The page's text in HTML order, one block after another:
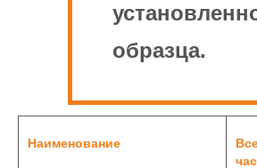
образца.
Наименование